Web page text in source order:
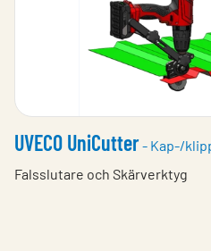
UVECO UniCutter- Kap-/
Falsslutare och Skärverktyg